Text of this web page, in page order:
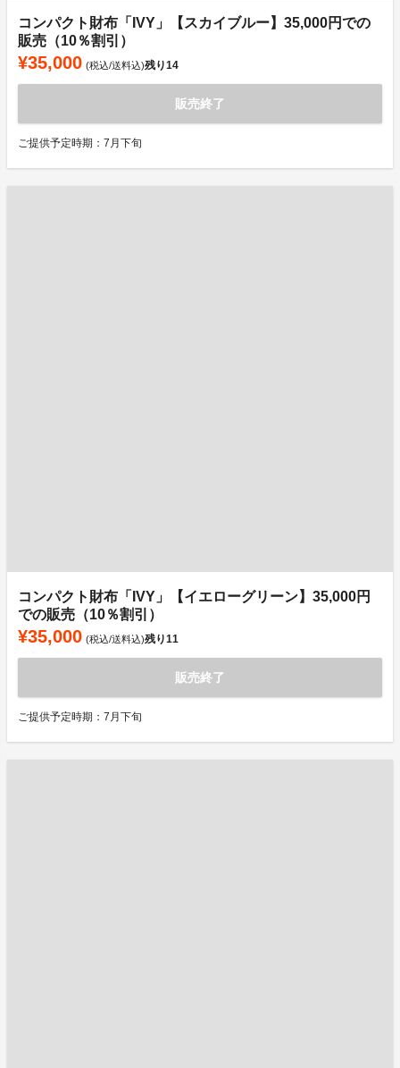
コンパクト財布「IVY」【スカイブルー】35,000円での
販売（10％割引）
¥35,000 (税込/送料込)残り14
販売終了
ご提供予定時期：7月下旬
コンパクト財布「IVY」【イエローグリーン】35,000円
での販売（10％割引）
¥35,000 (税込/送料込)残り11
販売終了
ご提供予定時期：7月下旬